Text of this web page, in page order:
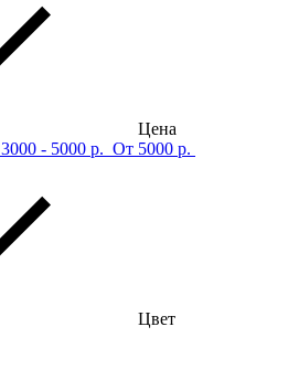
Цена
3000 - 5000 р. От 5000 р.
Цвет